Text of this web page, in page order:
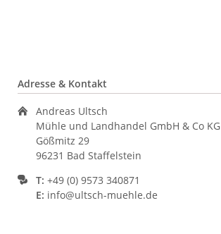
Adresse & Kontakt
Andreas Ultsch
Mühle und Landhandel GmbH & Co KG
Gößmitz 29
96231 Bad Staffelstein
T: +49 (0) 9573 340871
E: info@ultsch-muehle.de